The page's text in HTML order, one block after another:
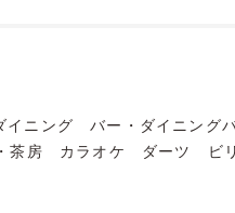
イニング バー・ダイニング
茶房 カラオケ ダーツ ビ